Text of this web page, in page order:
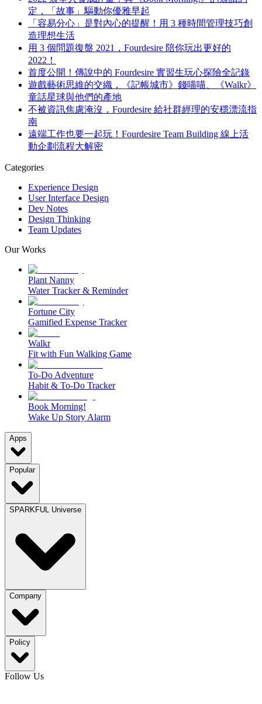
定，「故事」驅動你優雅早起
「容易分心」是對內心的提醒！用 3 種時間管理技巧創
造理想生活
用 3 個問題復盤 2021，Fourdesire 陪你玩出更好的
2022！
首度公開！傳說中的 Fourdesire 實習生玩心探險全記錄
遊戲藝術思維的交織，《記帳城市》錢喵喵、《Walkr》
童話星球與他們的產地
不被資訊焦慮淹沒，Fourdesire 給社群經理的安穩漂流指
南
遠端工作也要一起玩！Fourdesire Team Building 線上活
動企劃流程大解密
Categories
Experience Design
User Interface Design
Dev Notes
Design Thinking
Team Updates
Our Works
Plant Nanny
Water Tracker & Reminder
Fortune City
Gamified Expense Tracker
Walkr
Fit with Fun Walking Game
To-Do Adventure
Habit & To-Do Tracker
Book Morning!
Wake Up Story Alarm
Apps
Popular
SPARKFUL Universe
Company
Policy
Follow Us